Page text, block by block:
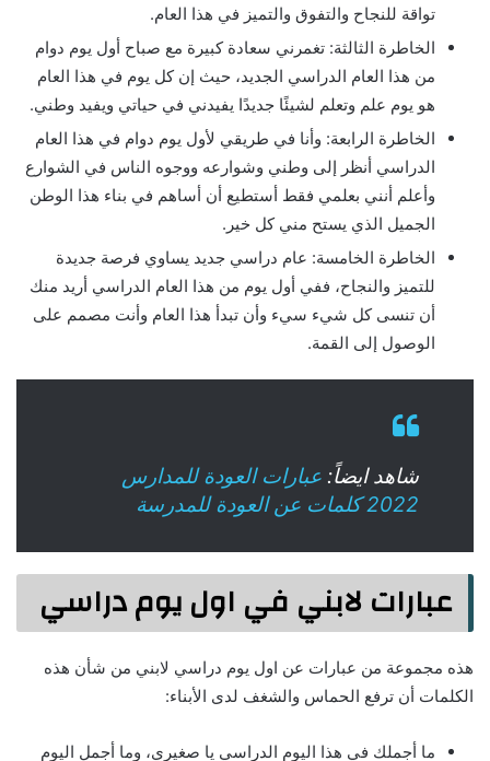
تواقة للنجاح والتفوق والتميز في هذا العام.
الخاطرة الثالثة: تغمرني سعادة كبيرة مع صباح أول يوم دوام
من هذا العام الدراسي الجديد، حيث إن كل يوم في هذا العام
هو يوم علم وتعلم لشيئًا جديدًا يفيدني في حياتي ويفيد وطني.
الخاطرة الرابعة: وأنا في طريقي لأول يوم دوام في هذا العام
الدراسي أنظر إلى وطني وشوارعه ووجوه الناس في الشوارع
وأعلم أنني بعلمي فقط أستطيع أن أساهم في بناء هذا الوطن
الجميل الذي يستح مني كل خير.
الخاطرة الخامسة: عام دراسي جديد يساوي فرصة جديدة
للتميز والنجاح، ففي أول يوم من هذا العام الدراسي أريد منك
أن تنسى كل شيء سيء وأن تبدأ هذا العام وأنت مصمم على
الوصول إلى القمة.
شاهد ايضاً: عبارات العودة للمدارس
2022 كلمات عن العودة للمدرسة
عبارات لابني في اول يوم دراسي
هذه مجموعة من عبارات عن اول يوم دراسي لابني من شأن هذه
الكلمات أن ترفع الحماس والشغف لدى الأبناء:
ما أجملك في هذا اليوم الدراسي يا صغيري، وما أجمل اليوم